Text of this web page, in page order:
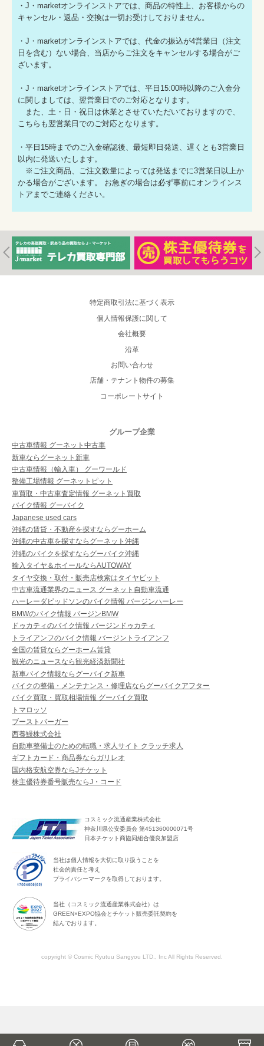
・J・marketオンラインストアでは、商品の特性上、お客様からの
キャンセル・返品・交換は一切お受けしておりません。
・J・marketオンラインストアでは、代金の振込が4営業日（注文
日を含む）ない場合、当店からご注文をキャンセルする場合がご
ざいます。
・J・marketオンラインストアでは、平日15:00時以降のご入金分
に関しましては、翌営業日でのご対応となります。
また、土・日・祝日は休業とさせていただいておりますので、
こちらも翌営業日でのご対応となります。
・平日15時までのご入金確認後、最短即日発送、遅くとも3営業日
以内に発送いたします。
※ご注文商品、ご注文数量によっては発送までに3営業日以上か
かる場合がございます。 お急ぎの場合は必ず事前にオンラインス
トアまでご連絡ください。
特定商取引法に基づく表示
個人情報保護に関して
会社概要
沿革
お問い合わせ
店舗・テナント物件の募集
コーポレートサイト
グループ企業
中古車情報 グーネット中古車
新車ならグーネット新車
中古車情報（輸入車） グーワールド
整備工場情報 グーネットピット
車買取・中古車査定情報 グーネット買取
バイク情報 グーバイク
Japanese used cars
沖縄の賃貸・不動産を探すならグーホーム
沖縄の中古車を探すならグーネット沖縄
沖縄のバイクを探すならグーバイク沖縄
輸入タイヤ＆ホイールならAUTOWAY
タイヤ交換・取付・販売店検索はタイヤピット
中古車流通業界のニュース グーネット自動車流通
ハーレーダビッドソンのバイク情報 バージンハーレー
BMWのバイク情報 バージンBMW
ドゥカティのバイク情報 バージンドゥカティ
トライアンフのバイク情報 バージントライアンフ
全国の賃貸ならグーホーム賃貸
観光のニュースなら観光経済新聞社
新車バイク情報ならグーバイク新車
バイクの整備・メンテナンス・修理店ならグーバイクアフター
バイク買取・買取相場情報 グーバイク買取
トマロッソ
ブーストバーガー
西養鰻株式会社
自動車整備士のための転職・求人サイト クラッチ求人
ギフトカード・商品券ならガリレオ
国内格安航空券ならJチケット
株主優待券番号販売ならJ・コード
コスミック流通産業株式会社
神奈川県公安委員会 第451360000071号
日本チケット商協同組合優良加盟店
当社は個人情報を大切に取り扱うことを
社会的責任と考え
プライバシーマークを取得しております。
当社（コスミック流通産業株式会社）は
GREEN×EXPO協会とチケット販売委託契約を
結んでおります。
copyright © Cosmic Ryutuu Sangyou LTD., Inc All Rights Reserved.